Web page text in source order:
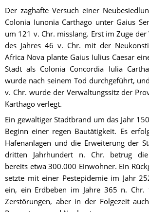
Der zaghafte Versuch einer
Colonia Iunonia Carthago unter Gaius
um 121 v. Chr. misslang. Erst im Zuge
des Jahres 46 v. Chr. mit der
Africa Nova plante Gaius Iulius Caesar
Stadt als Colonia Concordia Iulia
wurde nach seinem Tod durchgeführt,
v. Chr. wurde der Verwaltungssitz der
Karthago verlegt.
Ein gewaltiger Stadtbrand um das Jahr
Beginn einer regen Bautätigkeit. Es
Hafenanlagen und die Erweiterung der
dritten Jahrhundert n. Chr. betrug die
bereits etwa 300.000 Einwohner. Ein
setzte mit einer Pestepidemie im Jahr
ein, ein Erdbeben im Jahre 365 n. Chr.
Zerstörungen, aber in der Folgezeit